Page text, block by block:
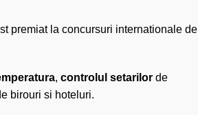
premiat la concursuri internationale de
, controlul setarilor de
birouri si hoteluri.